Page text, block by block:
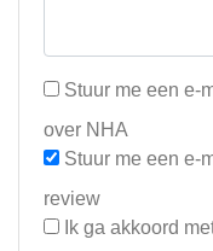
Stuur me een e-
over NHA
Stuur me een e-
review
Ik ga akkoord